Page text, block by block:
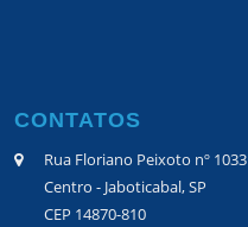
CONTATOS
Rua Floriano Peixoto nº 1033
Centro - Jaboticabal, SP
CEP 14870-810